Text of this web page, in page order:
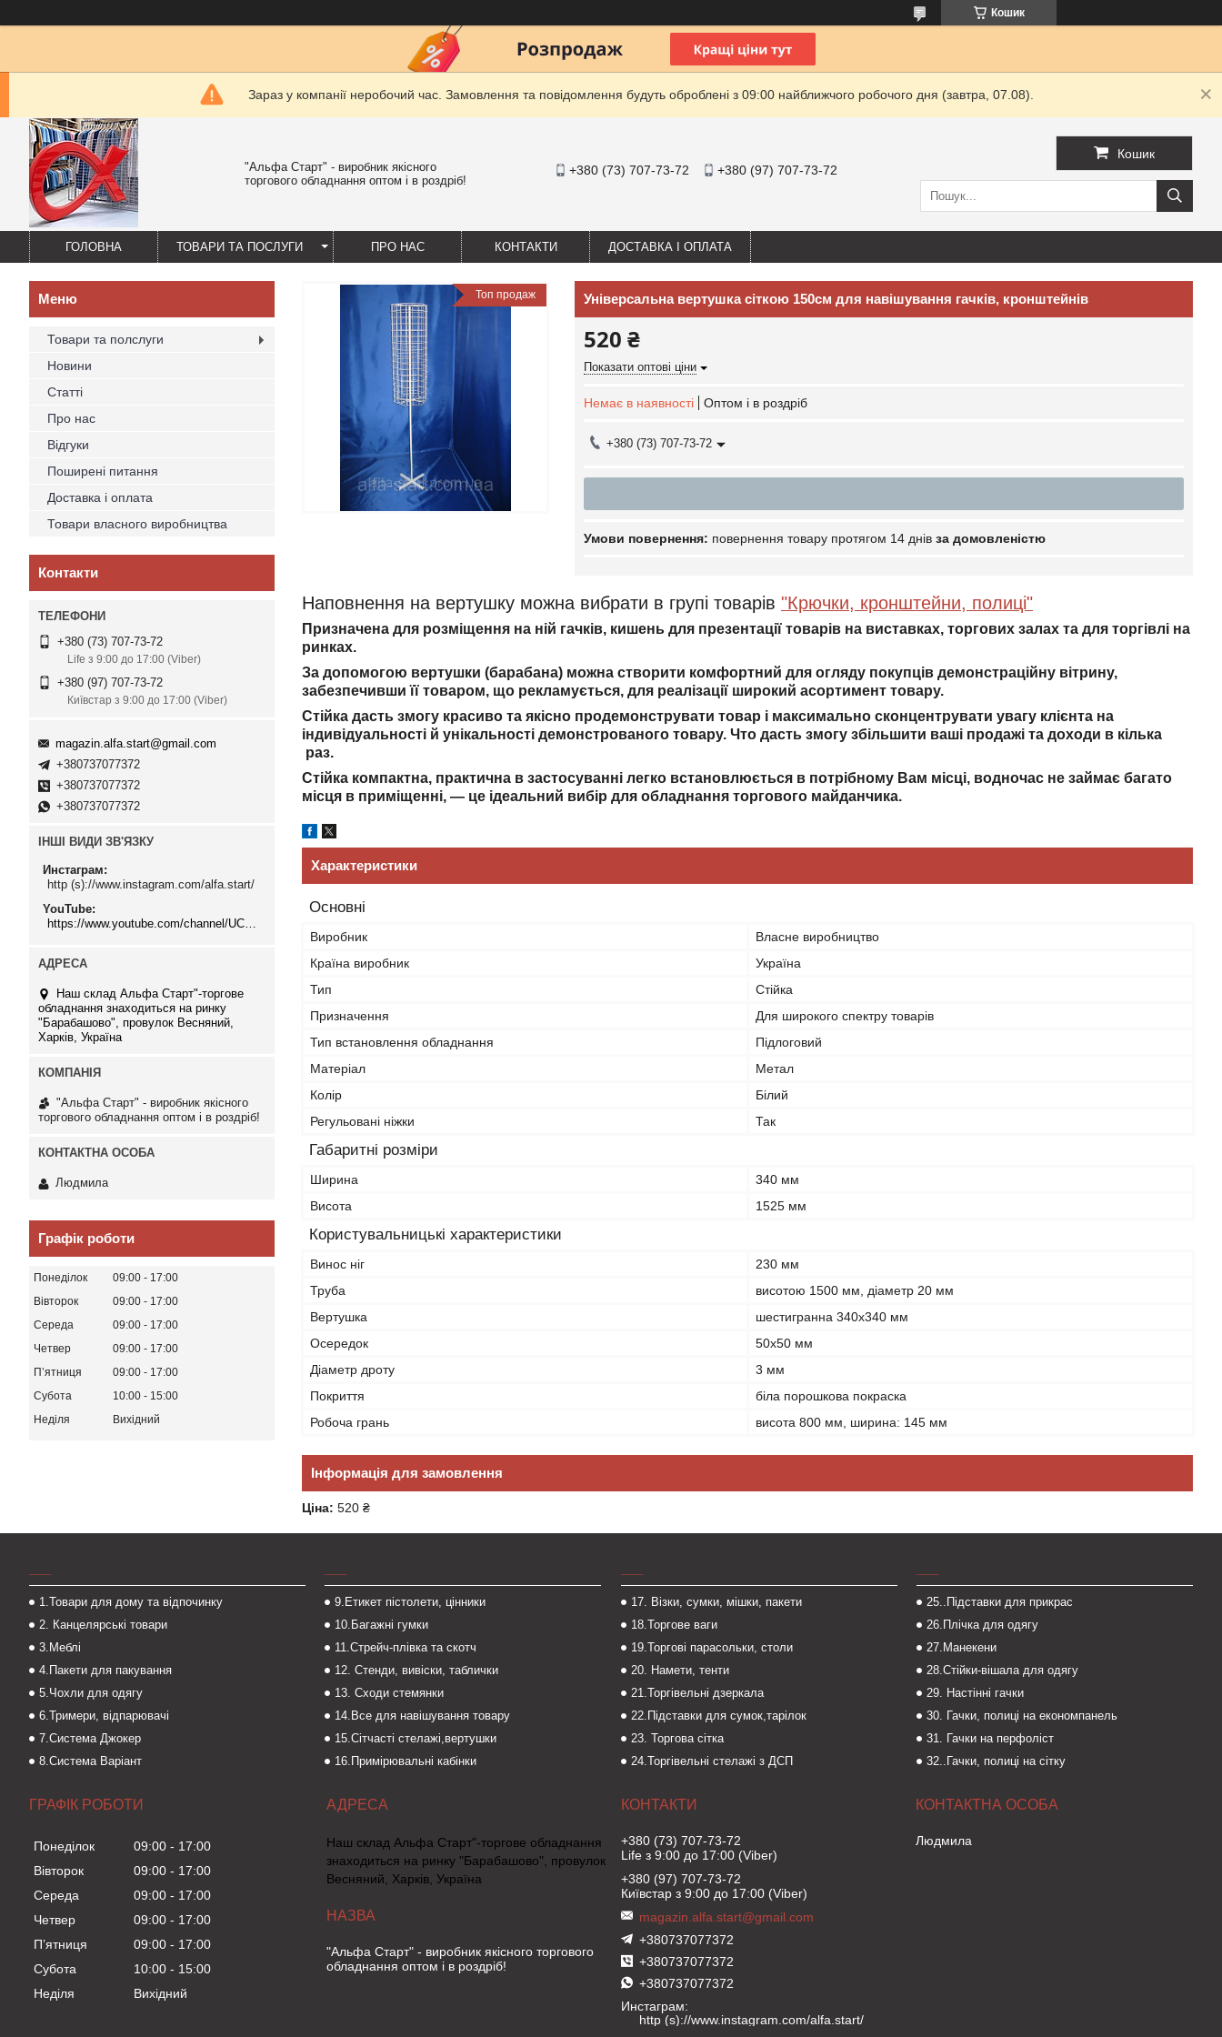
Кошик
Зараз у компанії неробочий час. Замовлення та повідомлення будуть оброблені з 09:00 найближчого робочого дня (завтра, 07.08).
"Альфа Старт" - виробник якісного
торгового обладнання оптом і в роздріб!
+380 (73) 707-73-72 +380 (97) 707-73-72
Кошик
ГОЛОВНА ТОВАРИ ТА ПОСЛУГИ ПРО НАС КОНТАКТИ ДОСТАВКА І ОПЛАТА
Топ продаж Універсальна вертушка сіткою 150см для навішування гачків, кронштейнів
520 ₴
Показати оптові ціни
Немає в наявності Оптом і в роздріб
+380 (73) 707-73-72
повернення товару протягом 14 днів за домовленістю
Наповнення на вертушку можна вибрати в групі товарів "Крючки, кронштейни, полиці"
Призначена для розміщення на ній гачків, кишень для презентації товарів на виставках, торгових залах та для торгівлі на
ринках.
За допомогою вертушки (барабана) можна створити комфортний для огляду покупців демонстраційну вітрину,
забезпечивши її товаром, що рекламується, для реалізації широкий асортимент товару.
Стійка дасть змогу красиво та якісно продемонструвати товар і максимально сконцентрувати увагу клієнта на
індивідуальності й унікальності демонстрованого товару. Что дасть змогу збільшити ваші продажі та доходи в кілька
раз.
Стійка компактна, практична в застосуванні легко встановлюється в потрібному Вам місці, водночас не займає багато
місця в приміщенні, — це ідеальний вибір для обладнання торгового майданчика.
Характеристики
Основні
Виробник
Власне виробництво
Країна виробник
Україна
Тип
Стійка
Призначення
Для широкого спектру товарів
Тип встановлення обладнання
Підлоговий
Матеріал
Метал
Колір
Білий
Регульовані ніжки
Так
Габаритні розміри
Ширина
340 мм
Висота
1525 мм
Користувальницькі характеристики
Винос ніг
230 мм
Труба
висотою 1500 мм, діаметр 20 мм
Вертушка
шестигранна 340х340 мм
Осередок
50х50 мм
Діаметр дроту
3 мм
Покриття
біла порошкова покраска
Робоча грань
висота 800 мм, ширина: 145 мм
Інформація для замовлення
Ціна: 520 ₴
Товари та полслуги
Новини
Статті
Про нас
Відгуки
Поширені питання
Доставка і оплата
Товари власного виробництва
Контакти
+380 (73) 707-73-72
Life з 9:00 до 17:00 (Viber)
+380 (97) 707-73-72
Київстар з 9:00 до 17:00 (Viber)
magazin.alfa.start@gmail.com
+380737077372
+380737077372
+380737077372
ІНШІ ВИДИ ЗВ'ЯЗКУ
Инстаграм
http (s)://www.instagram.com/alfa.start/
YouTube
Наш склад Альфа Старт"-торгове
обладнання знаходиться на ринку
"Барабашово", провулок Весняний,
Харків, Україна
"Альфа Старт" - виробник якісного
торгового обладнання оптом і в роздріб!
Людмила
Графік роботи
Понеділок 09:00
17:00
Вівторок
09:00
17:00
Середа
09:00
17:00
Четвер
09:00
17:00
Пʼятниця
09:00
17:00
Субота
10:00
15:00
Неділя
Вихідний
1.Товари для дому та відпочинку
2. Канцелярські товари
3.Меблі
4.Пакети для пакування
5.Чохли для одягу
6.Тримери, відпарювачі
7.Система Джокер
8.Система Варіант
9.Етикет пістолети, цінники
10.Багажні гумки
11.Стрейч-плівка та скотч
12. Стенди, вивіски, таблички
13. Сходи стемянки
14.Все для навішування товару
15.Сітчасті стелажі,вертушки
16.Примірювальні кабінки
17. Візки, сумки, мішки, пакети
18.Торгове ваги
19.Торгові парасольки, столи
20. Намети, тенти
21.Торгівельні дзеркала
22.Підставки для сумок,тарілок
23. Торгова сітка
24.Торгівельні стелажі з ДСП
25..Підставки для прикрас
26.Плічка для одягу
27.Манекени
28.Стійки-вішала для одягу
29. Настінні гачки
30. Гачки, полиці на економпанель
31. Гачки на перфоліст
32..Гачки, полиці на сітку
ГРАФІК РОБОТИ
Понеділок 09:00
17:00
Вівторок
09:00
17:00
Середа
09:00
17:00
Четвер
09:00
17:00
Пʼятниця
09:00
17:00
Субота
10:00
15:00
Неділя
Вихідний
Наш склад Альфа Старт"-торгове обладнання
знаходиться на ринку "Барабашово", провулок
Весняний, Харків, Україна
"Альфа Старт" - виробник якісного торгового
обладнання оптом і в роздріб!
+380 (73) 707-73-72
Life з 9:00 до 17:00 (Viber)
+380 (97) 707-73-72
Київстар з 9:00 до 17:00 (Viber)
magazin.alfa.start@gmail.com
+380737077372
+380737077372
+380737077372
Инстаграм
http (s)://www.instagram.com/alfa.start/
Людмила